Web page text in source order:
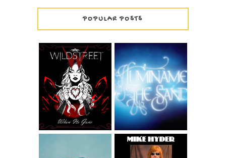
POPULAR POSTS
WILDSTREET -
WHEN IT'S GONE
THE SAND -
ILUMÍNAME
MIKE HYDER -